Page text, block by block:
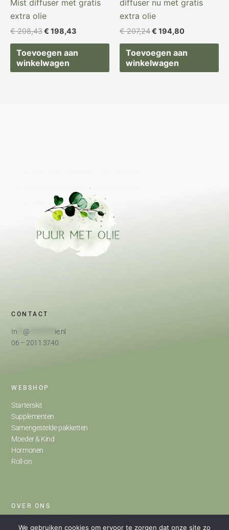
Mist diffuser met gratis
extra olie
€208,43€ 198,43
Toevoegen aan
winkelwagen
diffuser nu met gratis
extra olie
€207,24€ 194,80
Toevoegen aan
winkelwagen
CONTACT
In @
ie.nl
06 – 2011 3740
WEBSHOP
Starterskit
Supplementen
Samengestelde pakketten
Moeder & Kind
Hormonen
Roll-on
OVER ONS
Home
We gebruiken cookies om ervoor te zorgen dat onze site zo